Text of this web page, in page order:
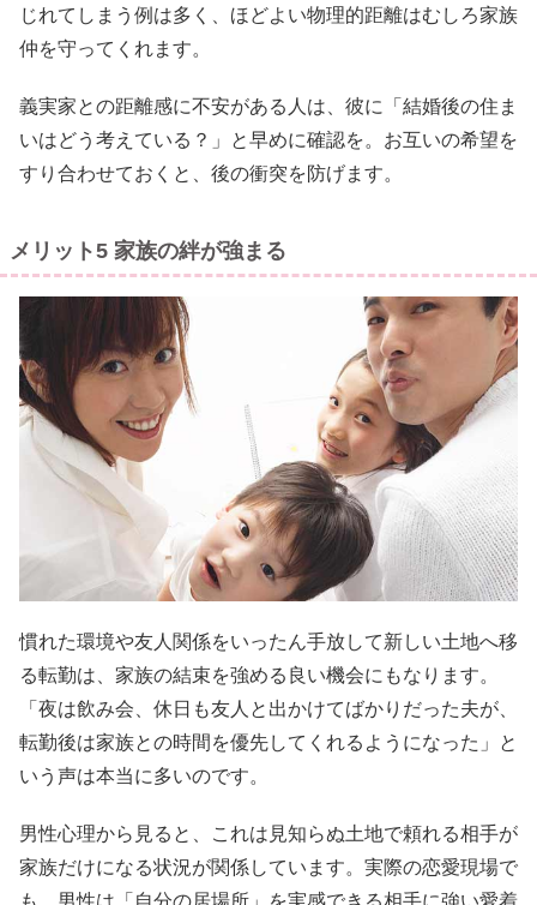
じれてしまう例は多く、ほどよい物理的距離はむしろ家族
仲を守ってくれます。
義実家との距離感に不安がある人は、彼に「結婚後の住ま
いはどう考えている？」と早めに確認を。お互いの希望を
すり合わせておくと、後の衝突を防げます。
メリット5 家族の絆が強まる
慣れた環境や友人関係をいったん手放して新しい土地へ移
る転勤は、家族の結束を強める良い機会にもなります。
「夜は飲み会、休日も友人と出かけてばかりだった夫が、
転勤後は家族との時間を優先してくれるようになった」と
いう声は本当に多いのです。
男性心理から見ると、これは見知らぬ土地で頼れる相手が
家族だけになる状況が関係しています。実際の恋愛現場で
も、男性は「自分の居場所」を実感できる相手に強い愛着